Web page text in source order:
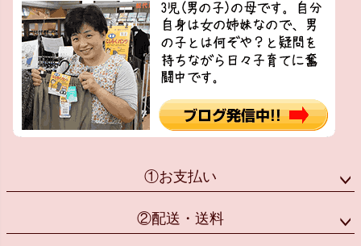
①お支払い
②配送・送料